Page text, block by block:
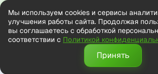
Разработка сайтов
Мы используем cookies и сервисы
улучшения работы сайта. Продолжая
вы соглашаетесь с обработкой
соответствии с Политикой
Принять